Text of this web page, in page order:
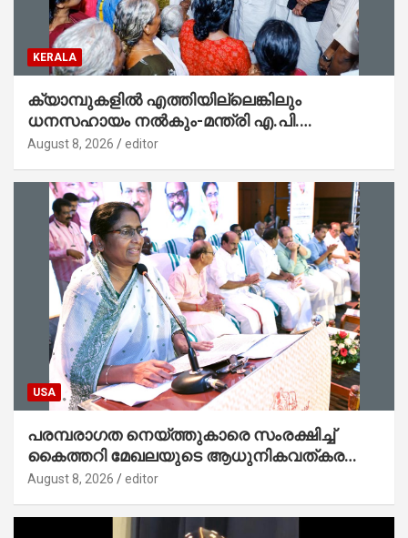
KERALA
ക്യാമ്പുകളിൽ എത്തിയില്ലെങ്കിലും
ധനസഹായം നൽകും-മന്ത്രി എ.പി.
അനിൽകുമാർ
August 8, 2026 editor
USA
പരമ്പരാഗത നെയ്ത്തുകാരെ സംരക്ഷിച്ച്
കൈത്തറി മേഖലയുടെ ആധുനികവത്കരണം
സാധ്യമാക്കും : ഡെപ്യൂട്ടി സ്പീക്കർ
August 8, 2026 editor